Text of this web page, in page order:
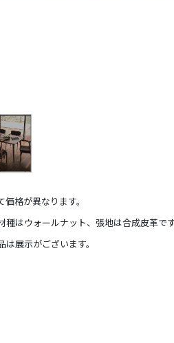
格が異なります。
はウォールナット、張地は合成皮革です
展示がございます。